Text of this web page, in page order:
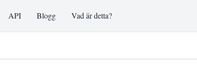
API Blogg Vad är detta?